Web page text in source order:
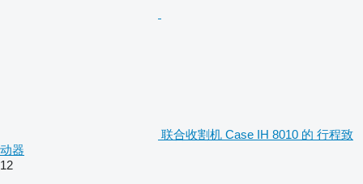
联合收割机 Case IH 8010 的 行程致
动器
12